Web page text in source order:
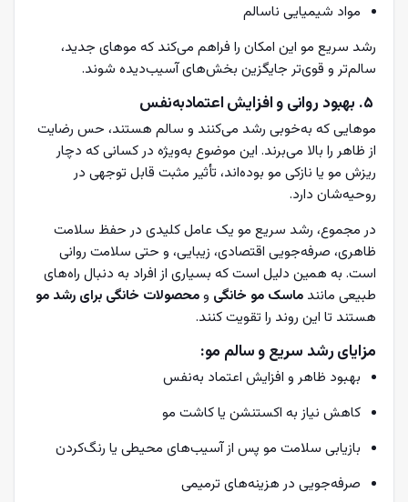
مواد شیمیایی ناسالم
رشد سریع مو این امکان را فراهم می‌کند که موهای جدید،
سالم‌تر و قوی‌تر جایگزین بخش‌های آسیب‌دیده شوند.
موهایی که به‌خوبی رشد می‌کنند و سالم هستند، حس رضایت
از ظاهر را بالا می‌برند. این موضوع به‌ویژه در کسانی که دچار
ریزش مو یا نازکی مو بوده‌اند، تأثیر مثبت قابل توجهی در
روحیه‌شان دارد.
در مجموع، رشد سریع مو یک عامل کلیدی در حفظ سلامت
ظاهری، صرفه‌جویی اقتصادی، زیبایی، و حتی سلامت روانی
است. به همین دلیل است که بسیاری از افراد به دنبال راه‌های
طبیعی مانند ماسک مو خانگی ومحصولات خانگی برای رشد مو
هستند تا این روند را تقویت کنند.
مزایای رشد سریع و سالم مو:
بهبود ظاهر و افزایش اعتماد به‌نفس
کاهش نیاز به اکستنشن یا کاشت مو
بازیابی سلامت مو پس از آسیب‌های محیطی یا رنگ‌کردن
صرفه‌جویی در هزینه‌های ترمیمی